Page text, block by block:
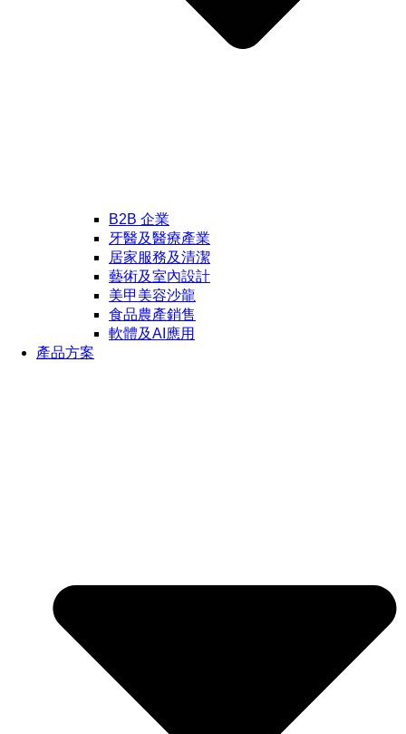
B2B 企業
牙醫及醫療產業
居家服務及清潔
藝術及室內設計
美甲美容沙龍
食品農產銷售
軟體及AI應用
產品方案